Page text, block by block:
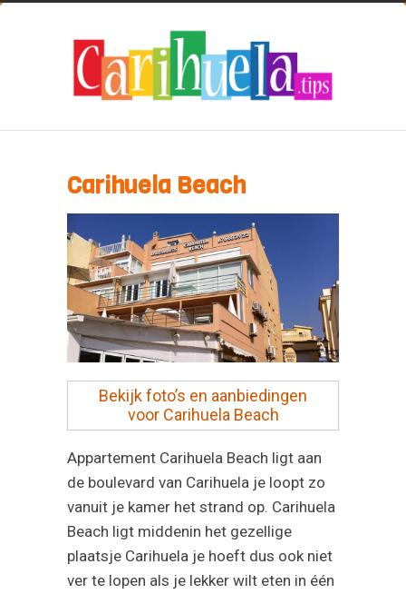
Carihuela Beach
Bekijk foto’s en aanbiedingen
voor Carihuela Beach
Appartement Carihuela Beach ligt aan
de boulevard van Carihuela je loopt zo
vanuit je kamer het strand op. Carihuela
Beach ligt middenin het gezellige
plaatsje Carihuela je hoeft dus ook niet
ver te lopen als je lekker wilt eten in één